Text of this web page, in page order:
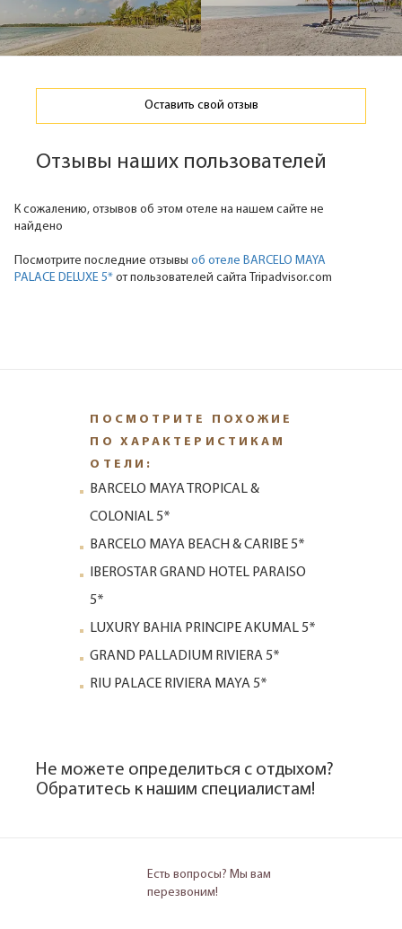
Оставить свой отзыв
Отзывы наших пользователей
К сожалению, отзывов об этом отеле на нашем сайте не
найдено
Посмотрите последние отзывы об отеле BARCELO MAYA
PALACE DELUXE 5* от пользователей сайта Tripadvisor.com
ПОСМОТРИТЕ ПОХОЖИЕ
ПО ХАРАКТЕРИСТИКАМ
ОТЕЛИ:
BARCELO MAYA TROPICAL &
COLONIAL 5*
BARCELO MAYA BEACH & CARIBE 5*
IBEROSTAR GRAND HOTEL PARAISO
5*
LUXURY BAHIA PRINCIPE AKUMAL 5*
GRAND PALLADIUM RIVIERA 5*
RIU PALACE RIVIERA MAYA 5*
Не можете определиться с отдыхом?
Обратитесь к нашим специалистам!
Есть вопросы? Мы вам
перезвоним!